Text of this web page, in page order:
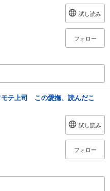
試し読み
フォロー
テ上司 この愛撫、読んだこ
試し読み
フォロー